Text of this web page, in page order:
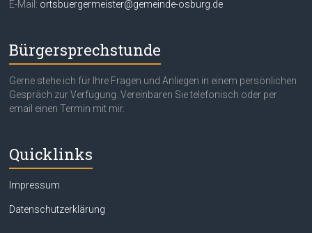
E-Mail: ortsbuergermeister@gemeinde-osburg.de
Bürgersprechstunde
Gerne stehe ich für Ihre Fragen und Anliegen in einem persönlichen
Gespräch zur Verfügung. Vereinbaren Sie telefonisch oder per
email einen Termin mit mir.
Quicklinks
Impressum
Datenschutzerklärung